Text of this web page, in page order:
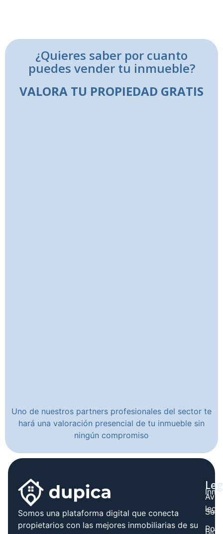
¿Quieres saber por cuanto
puedes vender tu inmueble?
VALORA TU PROPIEDAD GRATIS
Uno de nuestros partners profesionales del sector te
hará una valoración presencial de tu inmueble sin
ningún compromiso
Somos una plataforma digital que conecta
propietarios con las mejores inmobiliarias de su
Blog
legal